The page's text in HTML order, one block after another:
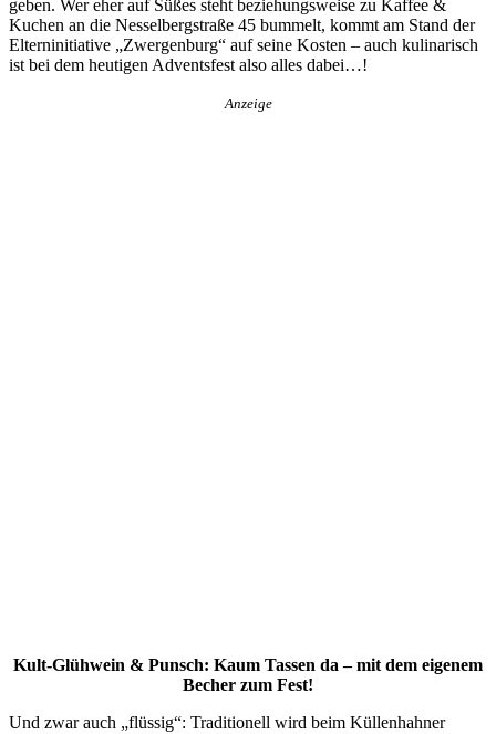
geben. Wer eher auf Süßes steht beziehungsweise zu Kaffee &
Kuchen an die Nesselbergstraße 45 bummelt, kommt am Stand der
Elterninitiative „Zwergenburg“ auf seine Kosten – auch kulinarisch
ist bei dem heutigen Adventsfest also alles dabei…!
Anzeige
Kult-Glühwein & Punsch: Kaum Tassen da – mit dem eigenem
Becher zum Fest!
Und zwar auch „flüssig“: Traditionell wird beim Küllenhahner